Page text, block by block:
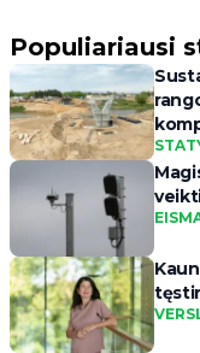
Populiariausi